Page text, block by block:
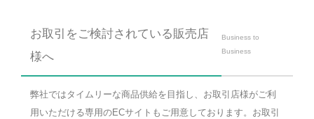
お取引をご検討されている販売店
様へ
Business to
Business
弊社ではタイムリーな商品供給を目指し、お取引店様がご利
用いただける専用のECサイトもご用意しております。お取引